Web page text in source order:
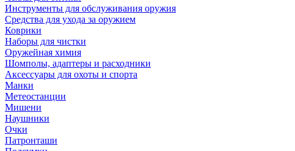
Инструменты для обслуживания оружия
Средства для ухода за оружием
Коврики
Наборы для чистки
Оружейная химия
Шомполы, адаптеры и расходники
Аксессуары для охоты и спорта
Манки
Метеостанции
Мишени
Наушники
Очки
Патронташи